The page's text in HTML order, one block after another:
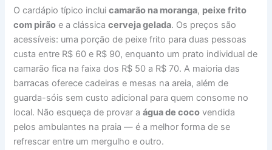
O cardápio típico incluicamarão na moranga, peixe frito
com pirão e a clássicacerveja gelada. Os preços são
acessíveis: uma porção de peixe frito para duas pessoas
custa entre R$ 60 e R$ 90, enquanto um prato individual de
camarão fica na faixa dos R$ 50 a R$ 70. A maioria das
barracas oferece cadeiras e mesas na areia, além de
guarda-sóis sem custo adicional para quem consome no
local. Não esqueça de provar aágua de coco vendida
pelos ambulantes na praia — é a melhor forma de se
refrescar entre um mergulho e outro.